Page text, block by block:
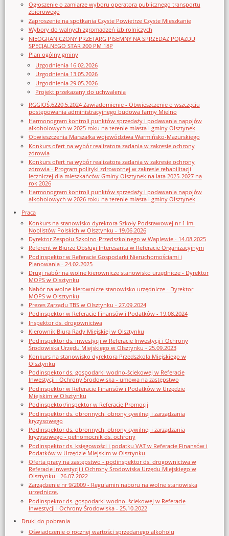
Ogłoszenie o zamiarze wyboru operatora publicznego transportu
zbiorowego
Zaproszenie na spotkania Czyste Powietrze Czyste Mieszkanie
Wybory do walnych zgromadzeń izb rolniczych
NIEOGRANICZONY PRZETARG PISEMNY NA SPRZEDAŻ POJAZDU
SPECJALNEGO STAR 200 PM 18P
Plan ogólny gminy
Uzgodnienia 16.02.2026
Uzgodnienia 13.05.2026
Uzgodnienia 29.05.2026
Projekt przekazany do uchwalenia
RGGIOŚ.6220.5.2024 Zawiadomienie - Obwieszczenie o wszczęciu
postępowania administracyjnego budowa farmy Mielno
Harmonogram kontroli punktów sprzedaży i podawania napojów
alkoholowych w 2025 roku na terenie miasta i gminy Olsztynek
Obwieszczenia Marszałka województwa Warmińsko-Mazurskiego
Konkurs ofert na wybór realizatora zadania w zakresie ochrony
zdrowia
Konkurs ofert na wybór realizatora zadania w zakresie ochrony
zdrowia - Program polityki zdrowotnej w zakresie rehabilitacji
leczniczej dla mieszkańców Gminy Olsztynek na lata 2025-2027 na
rok 2026
Harmonogram kontroli punktów sprzedaży i podawania napojów
alkoholowych w 2026 roku na terenie miasta i gminy Olsztynek
Praca
Konkurs na stanowisko dyrektora Szkoły Podstawowej nr 1 im.
Noblistów Polskich w Olsztynku - 19.06.2026
Dyrektor Zespołu Szkolno-Przedszkolnego w Waplewie - 14.08.2025
Referent w Biurze Obsługi Interesanta w Referacie Organizacyjnym
Podinspektor w Referacie Gospodarki Nieruchomościami i
Planowania - 24.02.2025
Drugi nabór na wolne kierownicze stanowisko urzędnicze - Dyrektor
MOPS w Olsztynku
Nabór na wolne kierownicze stanowisko urzędnicze - Dyrektor
MOPS w Olsztynku
Prezes Zarządu TBS w Olsztynku - 27.09.2024
Podinspektor w Referacie Finansów i Podatków - 19.08.2024
Inspektor ds. drogownictwa
Kierownik Biura Rady Miejskiej w Olsztynku
Podinspektor ds. inwestycji w Referacie Inwestycji i Ochrony
Środowiska Urzędu Miejskiego w Olsztynku - 25.09.2023
Konkurs na stanowisko dyrektora Przedszkola Miejskiego w
Olsztynku
Podinspektor ds. gospodarki wodno-ściekowej w Referacie
Inwestycji i Ochrony Środowiska - umowa na zastępstwo
Podinspektor w Referacie Finansów i Podatków w Urzędzie
Miejskim w Olsztynku
Podinspektor/inspektor w Referacie Promocji
Podinspektor ds. obronnych, obrony cywilnej i zarządzania
kryzysowego
Podinspektor ds. obronnych, obrony cywilnej i zarządzania
kryzysowego - pełnomocnik ds. ochrony
Podinspektor ds. księgowości i podatku VAT w Referacie Finansów i
Podatków w Urzędzie Miejskim w Olsztynku
Oferta pracy na zastępstwo - podinspektor ds. drogownictwa w
Referacie Inwestycji i Ochrony Środowiska Urzędu Miejskiego w
Olsztynku - 26.07.2022
Zarządzenie nr 9/2009 - Regulamin naboru na wolne stanowiska
urzędnicze.
Podinspektor ds. gospodarki wodno–ściekowej w Referacie
Inwestycji i Ochrony Środowiska - 25.10.2022
Druki do pobrania
Oświadczenie o rocznej wartości sprzedanego alkoholu